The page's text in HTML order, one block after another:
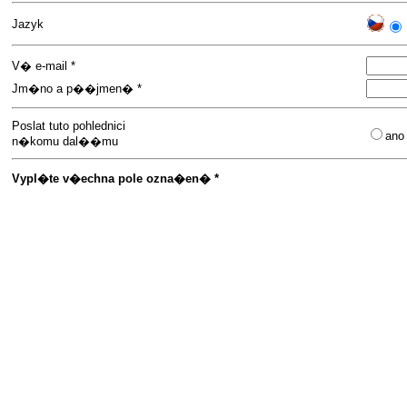
Jazyk
V� e-mail *
Jm�no a p��jmen� *
Poslat tuto pohlednici
n�komu dal��mu
ano
Vypl�te v�echna pole ozna�en� *